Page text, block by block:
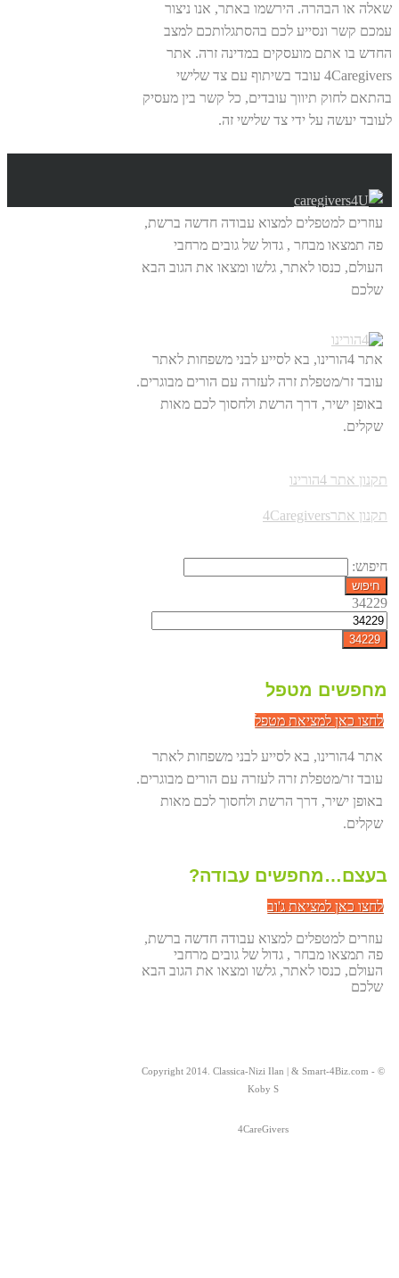
שאלה או הבהרה. הירשמו באתר, אנו ניצור
עמכם קשר ונסייע לכם בהסתגלותכם למצב
החדש בו אתם מועסקים במדינה זרה. אתר
4Caregivers עובד בשיתוף עם צד שלישי
בהתאם לחוק תיווך עובדים, כל קשר בין מעסיק
לעובד יעשה על ידי צד שלישי זה.
עוזרים למטפלים למצוא עבודה חדשה ברשת,
פה תמצאו מבחר , גדול של גובים מרחבי
העולם, כנסו לאתר, גלשו ומצאו את הגוב הבא
שלכם
אתר 4הורינו, בא לסייע לבני משפחות לאתר
עובד זר/מטפלת זרה לעזרה עם הורים מבוגרים.
באופן ישיר, דרך הרשת ולחסוך לכם מאות
שקלים.
תקנון אתר 4הורינו
תקנון אתר4Caregivers
חיפוש:
34229
מחפשים מטפל
לחצו כאן למציאת מטפל
אתר 4הורינו, בא לסייע לבני משפחות לאתר
עובד זר/מטפלת זרה לעזרה עם הורים מבוגרים.
באופן ישיר, דרך הרשת ולחסוך לכם מאות
שקלים.
בעצם…מחפשים עבודה?
לחצו כאן למציאת ג'וב
עוזרים למטפלים למצוא עבודה חדשה ברשת,
פה תמצאו מבחר , גדול של גובים מרחבי
העולם, כנסו לאתר, גלשו ומצאו את הגוב הבא
שלכם
© Copyright 2014. Classica-Nizi Ilan | & Smart-4Biz.com -
Koby S
4CareGivers